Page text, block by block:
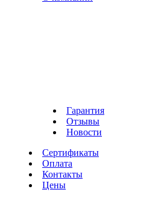
Гарантия
Отзывы
Новости
Сертификаты
Оплата
Контакты
Цены